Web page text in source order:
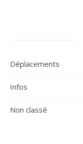
Déplacements
Infos
Non classé